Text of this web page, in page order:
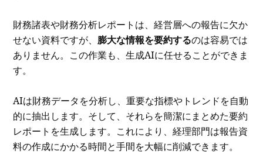
財務諸表や財務分析レポートは、経営層への報告に欠か
せない資料ですが、 膨大な情報を要約するのは容易では
ありません。この作業も、生成AIに任せることができま
す。
AIは財務データを分析し、重要な指標やトレンドを自動
的に抽出します。そして、それらを簡潔にまとめた要約
レポートを生成します。これにより、経理部門は報告資
料の作成にかかる時間と手間を大幅に削減できます。